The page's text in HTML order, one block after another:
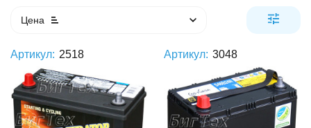
Цена
Артикул: 2518 Артикул: 3048